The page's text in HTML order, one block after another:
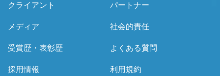
クライアント パートナー
メディア 社会的責任
受賞歴・表彰歴 よくある質問
採用情報 利用規約